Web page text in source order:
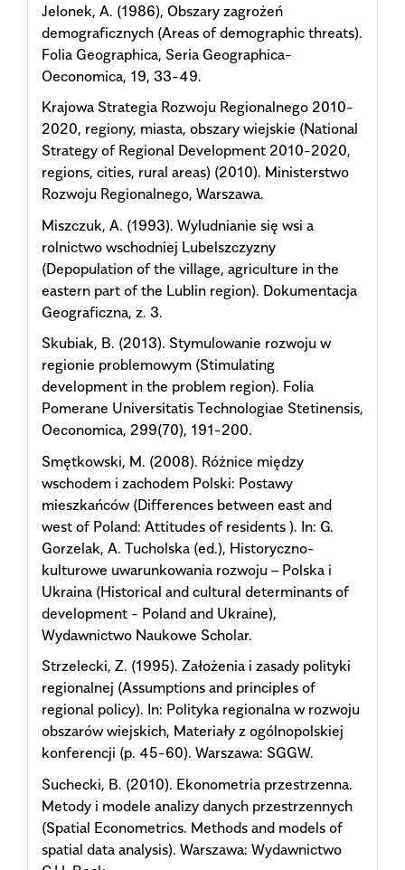
Jelonek, A. (1986), Obszary zagrożeń
demograficznych (Areas of demographic threats).
Folia Geographica, Seria Geographica-
Oeconomica, 19, 33-49.
Krajowa Strategia Rozwoju Regionalnego 2010-
2020, regiony, miasta, obszary wiejskie (National
Strategy of Regional Development 2010-2020,
regions, cities, rural areas) (2010). Ministerstwo
Rozwoju Regionalnego, Warszawa.
Miszczuk, A. (1993). Wyludnianie się wsi a
rolnictwo wschodniej Lubelszczyzny
(Depopulation of the village, agriculture in the
eastern part of the Lublin region). Dokumentacja
Geograficzna, z. 3.
Skubiak, B. (2013). Stymulowanie rozwoju w
regionie problemowym (Stimulating
development in the problem region). Folia
Pomerane Universitatis Technologiae Stetinensis,
Oeconomica, 299(70), 191-200.
Smętkowski, M. (2008). Różnice między
wschodem i zachodem Polski: Postawy
mieszkańców (Differences between east and
west of Poland: Attitudes of residents ). In: G.
Gorzelak, A. Tucholska (ed.), Historyczno-
kulturowe uwarunkowania rozwoju – Polska i
Ukraina (Historical and cultural determinants of
development - Poland and Ukraine),
Wydawnictwo Naukowe Scholar.
Strzelecki, Z. (1995). Założenia i zasady polityki
regionalnej (Assumptions and principles of
regional policy). In: Polityka regionalna w rozwoju
obszarów wiejskich, Materiały z ogólnopolskiej
konferencji (p. 45-60). Warszawa: SGGW.
Suchecki, B. (2010). Ekonometria przestrzenna.
Metody i modele analizy danych przestrzennych
(Spatial Econometrics. Methods and models of
spatial data analysis). Warszawa: Wydawnictwo